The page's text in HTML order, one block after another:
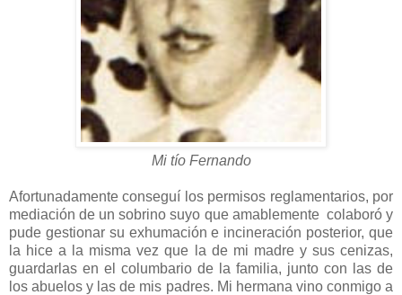
Mi tío Fernando
Afortunadamente conseguí los permisos reglamentarios, por
mediación de un sobrino suyo que amablemente colaboró y
pude gestionar su exhumación e incineración posterior, que
la hice a la misma vez que la de mi madre y sus cenizas,
guardarlas en el columbario de la familia, junto con las de
los abuelos y las de mis padres. Mi hermana vino conmigo a